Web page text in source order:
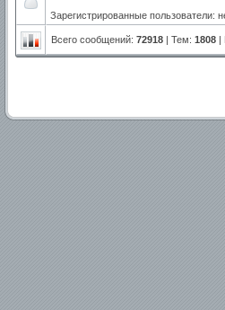
Зарегистрированные пользователи:
Всего сообщений: 72918 | Тем: 1808 |